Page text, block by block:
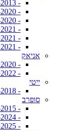
- 2004-2013
- 2013-2020
- 2013-2020 (סטיישן)
- 2021+
- 2021+ (VRS / דיזל / iV פלאג אין)
- 2021+ (סטיישן)
אניאק
- 2020+
- 2022+ (קופה)
ייטי
- 2009-2018
סופרב
- 2008-2015
- 2015-2024
- 2025+